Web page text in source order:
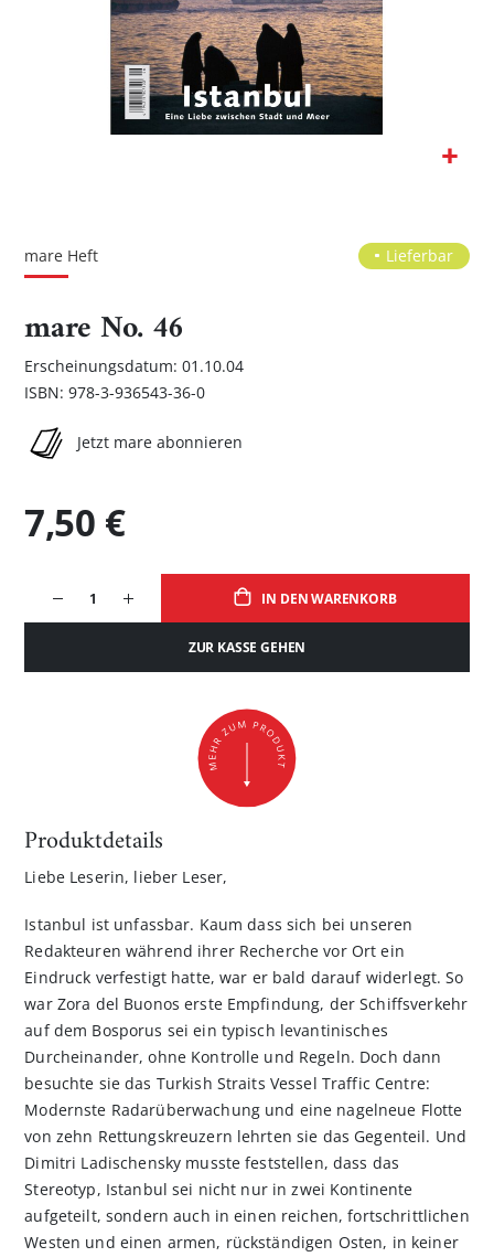
Bildgalerie
mare Heft Lieferbar
mare No. 46
Erscheinungsdatum: 01.10.04
ISBN: 978-3-936543-36-0
Jetzt mare abonnieren
IN DEN WARENKORB
ZUR KASSE GEHEN
7,50 €
Produktdetails
Liebe Leserin, lieber Leser,
Istanbul ist unfassbar. Kaum dass sich bei unseren
Redakteuren während ihrer Recherche vor Ort ein
Eindruck verfestigt hatte, war er bald darauf widerlegt. So
war Zora del Buonos erste Empfindung, der Schiffsverkehr
auf dem Bosporus sei ein typisch levantinisches
Durcheinander, ohne Kontrolle und Regeln. Doch dann
besuchte sie das Turkish Straits Vessel Traffic Centre:
Modernste Radarüberwachung und eine nagelneue Flotte
von zehn Rettungs­kreuzern lehrten sie das Gegenteil. Und
Dimitri Ladischensky musste feststellen, dass das
Stereotyp, Istanbul sei nicht nur in zwei Konti­nente
aufgeteilt, sondern auch in einen reichen, fortschrittlichen
Westen und einen armen, rückständigen Osten, in keiner